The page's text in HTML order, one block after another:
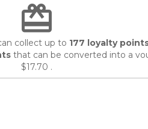
redeem
collect up to 177 loyalty
that can be converted into a
$17.70 .